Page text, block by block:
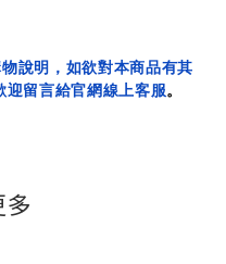
說明，如欲對本商品有其
留言給官網線上客服。